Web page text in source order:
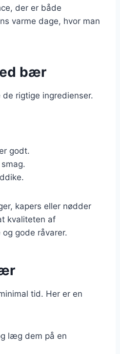
der er både
varme dage, hvor man
bær
rigtige ingredienser.
godt.
kapers eller nødder
kvaliteten af
gode råvarer.
tid. Her er en
læg dem på en